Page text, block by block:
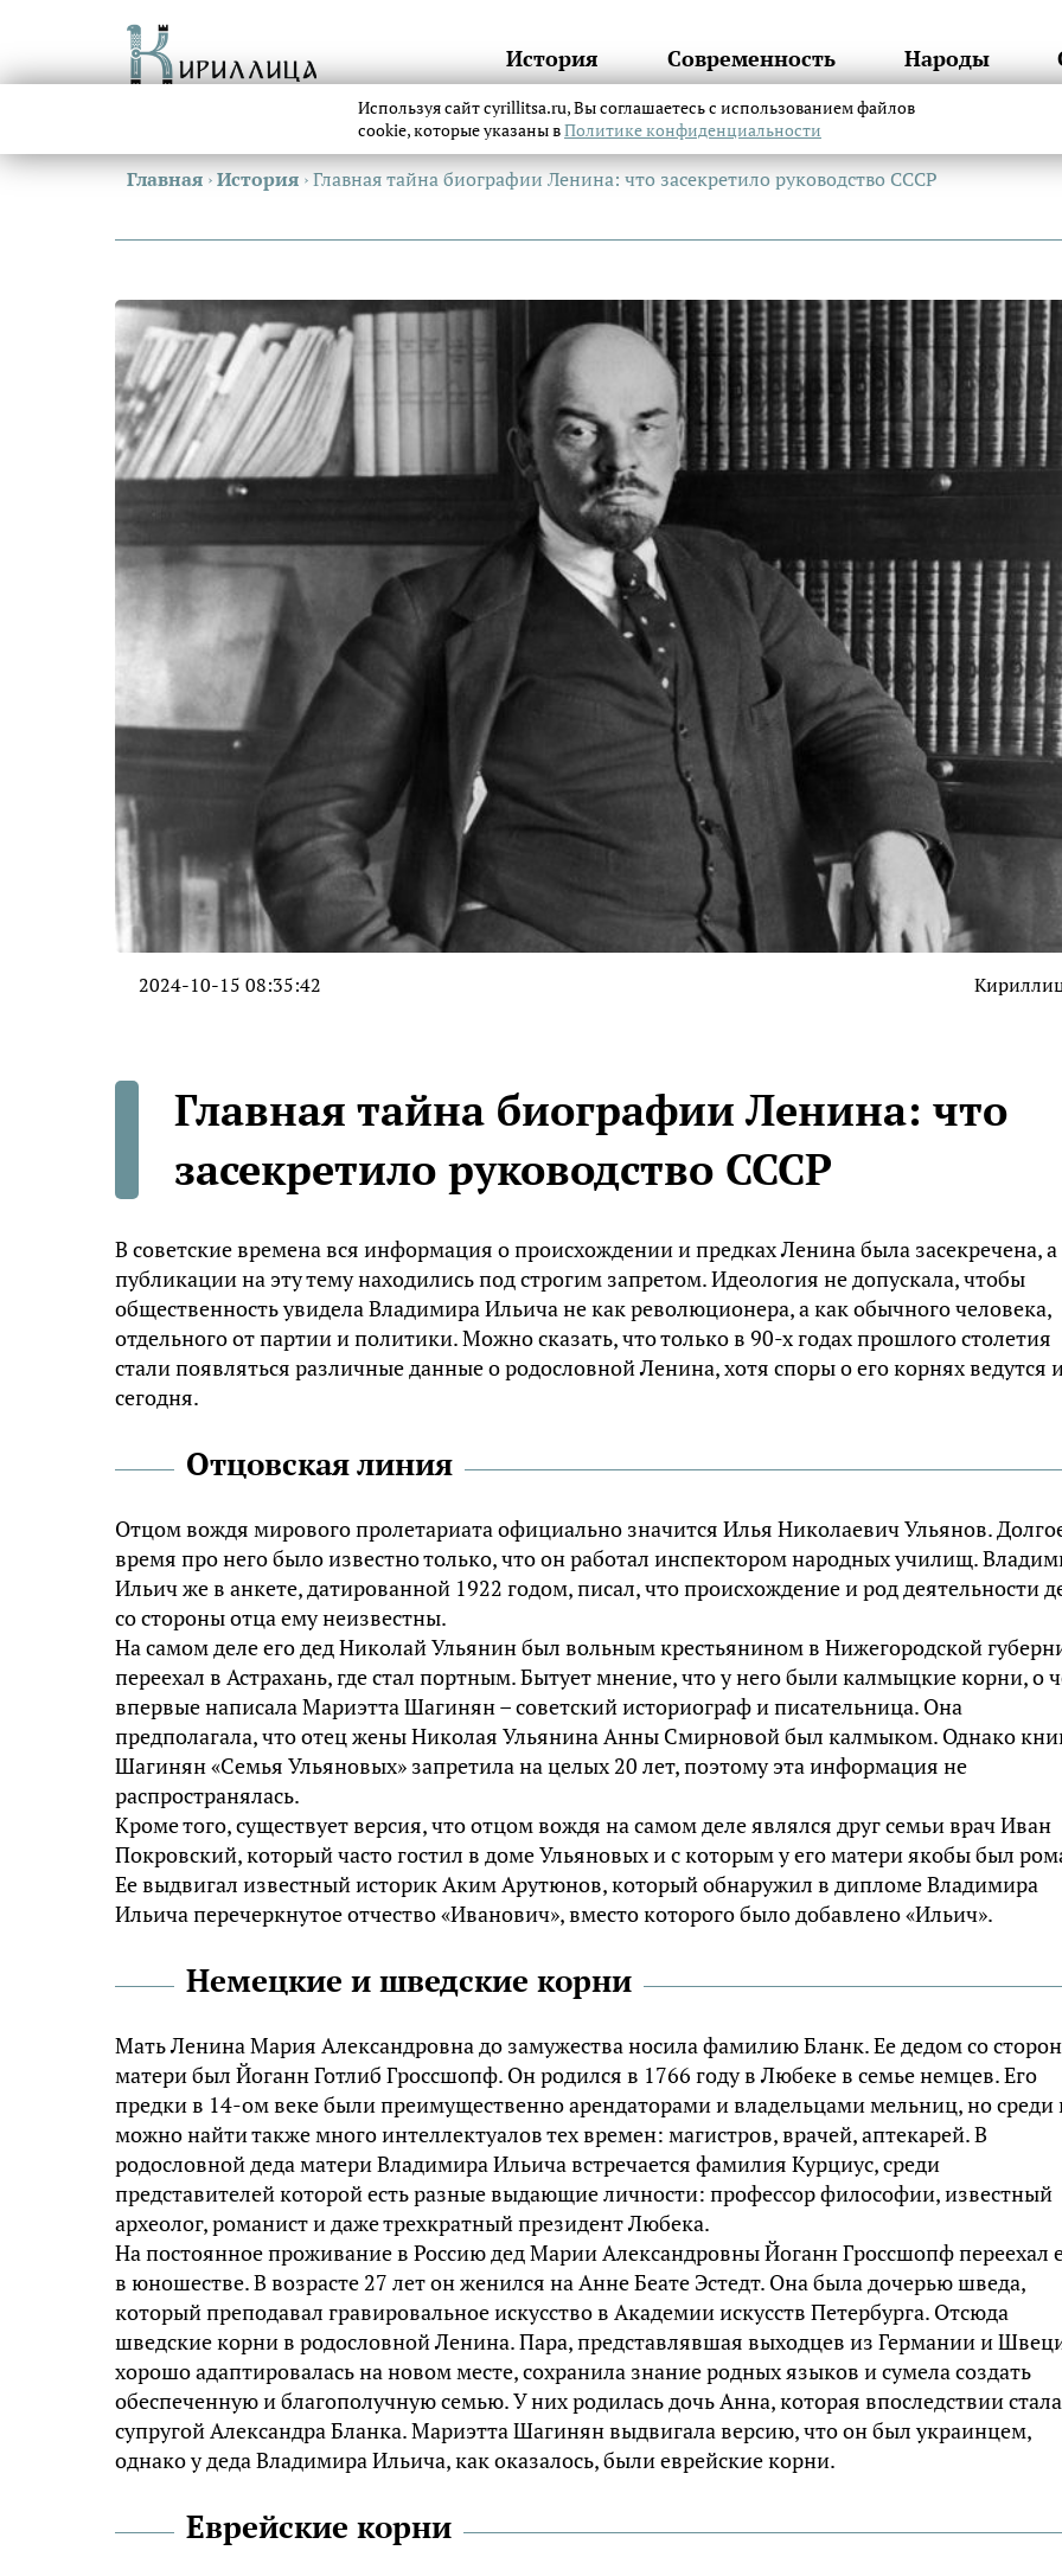
История Современность Народы
Главная ›История ›Главная тайна биографии Ленина: что засекретило руководство СССР
2024-10-15 08:35:42
Главная тайна биографии Ленина: что
засекретило руководство СССР
В советские времена вся информация о происхождении и предках Ленина была засекречена, а
публикации на эту тему находились под строгим запретом. Идеология не допускала, чтобы
общественность увидела Владимира Ильича не как революционера, а как обычного человека,
отдельного от партии и политики. Можно сказать, что только в 90-х годах прошлого столетия
стали появляться различные данные о родословной Ленина, хотя споры о его корнях ведутся
сегодня.
Отцовская линия
Отцом вождя мирового пролетариата официально значится Илья Николаевич Ульянов.
время про него было известно только, что он работал инспектором народных училищ.
Ильич же в анкете, датированной 1922 годом, писал, что происхождение и род деятельности
со стороны отца ему неизвестны.
На самом деле его дед Николай Ульянин был вольным крестьянином в Нижегородской
переехал в Астрахань, где стал портным. Бытует мнение, что у него были калмыцкие корни, о
впервые написала Мариэтта Шагинян – советский историограф и писательница. Она
предполагала, что отец жены Николая Ульянина Анны Смирновой был калмыком. Однако
Шагинян «Семья Ульяновых» запретила на целых 20 лет, поэтому эта информация не
распространялась.
Кроме того, существует версия, что отцом вождя на самом деле являлся друг семьи врач Иван
Покровский, который часто гостил в доме Ульяновых и с которым у его матери якобы был
Ее выдвигал известный историк Аким Арутюнов, который обнаружил в дипломе Владимира
Ильича перечеркнутое отчество «Иванович», вместо которого было добавлено «Ильич».
Немецкие и шведские корни
Мать Ленина Мария Александровна до замужества носила фамилию Бланк. Ее дедом со
матери был Йоганн Готлиб Гроссшопф. Он родился в 1766 году в Любеке в семье немцев. Его
предки в 14-ом веке были преимущественно арендаторами и владельцами мельниц, но среди
можно найти также много интеллектуалов тех времен: магистров, врачей, аптекарей. В
родословной деда матери Владимира Ильича встречается фамилия Курциус, среди
представителей которой есть разные выдающие личности: профессор философии, известный
археолог, романист и даже трехкратный президент Любека.
На постоянное проживание в Россию дед Марии Александровны Йоганн Гроссшопф переехал
в юношестве. В возрасте 27 лет он женился на Анне Беате Эстедт. Она была дочерью шведа,
который преподавал гравировальное искусство в Академии искусств Петербурга. Отсюда
шведские корни в родословной Ленина. Пара, представлявшая выходцев из Германии и
хорошо адаптировалась на новом месте, сохранила знание родных языков и сумела создать
обеспеченную и благополучную семью. У них родилась дочь Анна, которая впоследствии стала
супругой Александра Бланка. Мариэтта Шагинян выдвигала версию, что он был украинцем,
однако у деда Владимира Ильича, как оказалось, были еврейские корни.
Еврейские корни
Используя сайт cyrillitsa.ru, Вы соглашаетесь с использованием файлов
cookie, которые указаны вПолитике конфиденциальности